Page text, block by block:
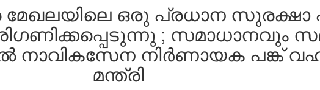
ഒരു പ്രധാന സുരക്ഷാ
; സമാധാനവും
നാവികസേന നിർണായക പങ്ക്
മന്ത്രി